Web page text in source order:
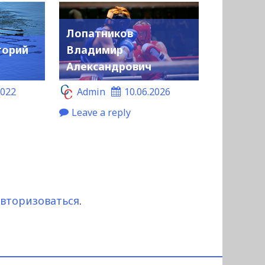
Лопатников
Владимир
Александрович
Admin
10.06.2026
Leave a reply
.